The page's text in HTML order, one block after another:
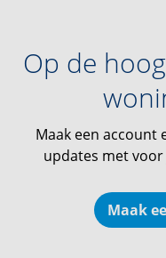
Op de
Maak een account
updates met
Maak